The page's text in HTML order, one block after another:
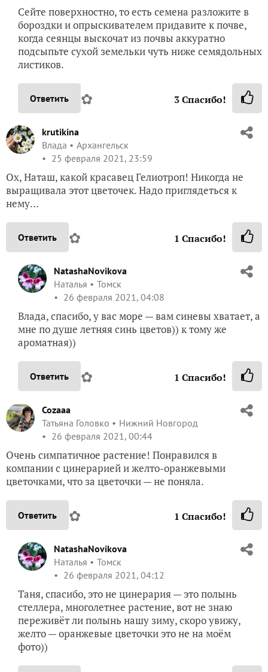
Сейте поверхностно, то есть семена разложите в
бороздки и опрыскивателем придавите к почве,
когда сеянцы выскочат из почвы аккуратно
подсыпьте сухой земельки чуть ниже семядольных
листиков.
Ответить ✿ 3Спасибо!
krutikina
Влада
Архангельск
25 февраля 2021, 23:59
Ох, Наташ, какой красавец Гелиотроп! Никогда не
выращивала этот цветочек. Надо приглядеться к
нему…
Ответить ✿ 1 Спасибо!
NatashaNovikova
Наталья
Томск
26 февраля 2021, 04:08
Влада, спасибо, у вас море — вам синевы хватает, а
мне по душе летняя синь цветов)) к тому же
ароматная))
Ответить ✿ 1 Спасибо!
Cozaaa
Татьяна Головко
Нижний Новгород
26 февраля 2021, 00:44
Очень симпатичное растение! Понравился в
компании с цинерарией и желто-оранжевыми
цветочками, что за цветочки — не поняла.
Ответить ✿ 1 Спасибо!
NatashaNovikova
Наталья
Томск
26 февраля 2021, 04:12
Таня, спасибо, это не цинерария — это полынь
стеллера, многолетнее растение, вот не знаю
переживёт ли полынь нашу зиму, скоро увижу,
желто — оранжевые цветочки это не на моём
фото))